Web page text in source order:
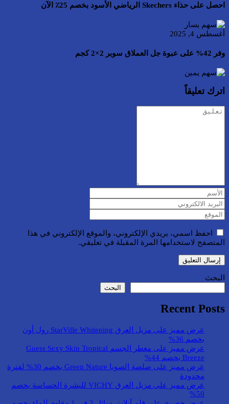
احصل على حذاء Skechers الرياضي الأسود بخصم 25٪ الآن
أغسطس 4, 2025
وفر 42% على عبوة جل العملاق سوبر 2×2 كجم
اترك تعليقاً
احفظ اسمي، بريدي الإلكتروني، والموقع الإلكتروني في هذا
المتصفح لاستخدامها المرة المقبلة في تعليقي.
البحث
البحث
Recent Posts
عرض مميز على مزيل العرق StarVille Whitening رول أون
بخصم 36%
عرض مميز على معطر الجسم Guess Sexy Skin Tropical
Breeze بخصم 44%
عرض مميز على صلصة الصويا Green Nature بخصم 30% لفترة
محدودة
عرض مميز على مزيل العرق VICHY للبشرة الحساسة بخصم
50%